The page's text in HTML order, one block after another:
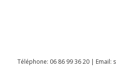
Téléphone: 06 86 99 36 20 | Email: